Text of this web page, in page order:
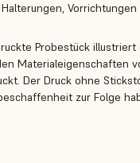
Probestück
Materialeigenschaften
Der Druck ohne
zur Folge